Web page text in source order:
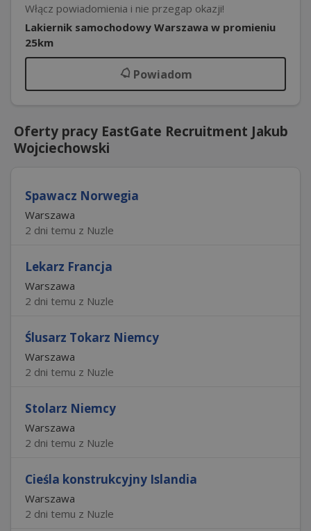
Włącz powiadomienia i nie przegap okazji!
Lakiernik samochodowy Warszawa w promieniu
25km
Powiadom
Oferty pracy EastGate Recruitment Jakub
Wojciechowski
Spawacz Norwegia
Warszawa
2 dni temu z Nuzle
Lekarz Francja
Warszawa
2 dni temu z Nuzle
Ślusarz Tokarz Niemcy
Warszawa
2 dni temu z Nuzle
Stolarz Niemcy
Warszawa
2 dni temu z Nuzle
Cieśla konstrukcyjny Islandia
Warszawa
2 dni temu z Nuzle